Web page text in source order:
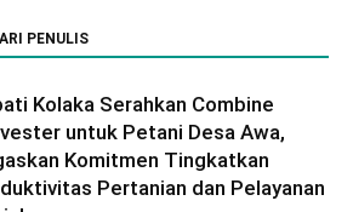
PENULIS
Kolaka Serahkan Combine
untuk Petani Desa Awa,
Komitmen Tingkatkan
Pertanian dan Pelayanan